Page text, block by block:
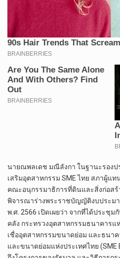
นายณพลเดช มณีลังกา ในฐานะรอง
เสริมอุตสาหกรรม SME ไทย สภาผู้แ
คณะอนุกรรมาธิการที่ดินและสิ่งก่อส
พิจารณาร่างพระราชบัญญัติงบประม
พ.ศ. 2566 เปิดเผยว่า จากที่ได้ประชุม
คลัง กระทรวงอุตสาหกรรมธนาคาร
เชื่ออุตสาหกรรมขนาดย่อม และธนา
และขนาดย่อมแห่งประเทศไทย (SME